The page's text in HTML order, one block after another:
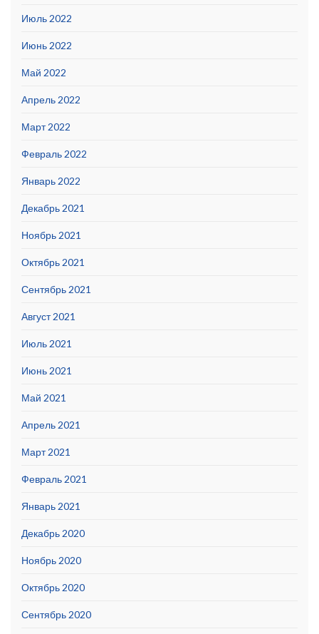
Июль 2022
Июнь 2022
Май 2022
Апрель 2022
Март 2022
Февраль 2022
Январь 2022
Декабрь 2021
Ноябрь 2021
Октябрь 2021
Сентябрь 2021
Август 2021
Июль 2021
Июнь 2021
Май 2021
Апрель 2021
Март 2021
Февраль 2021
Январь 2021
Декабрь 2020
Ноябрь 2020
Октябрь 2020
Сентябрь 2020